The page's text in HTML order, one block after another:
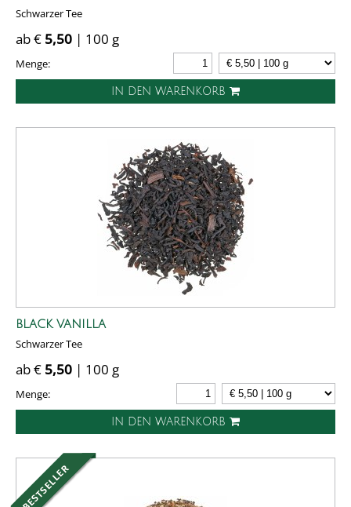
Schwarzer Tee
ab € 5,50 | 100 g
Menge:
IN DEN WARENKORB
BLACK VANILLA
Schwarzer Tee
ab € 5,50 | 100 g
Menge:
IN DEN WARENKORB